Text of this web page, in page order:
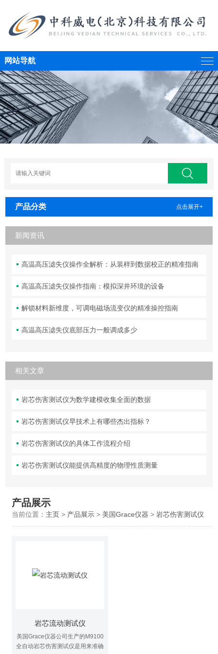
网站导航
产品分类 点击展开+
新闻资讯
高温高压滤失仪操作全解析：从装样到数据校正的精准指南
高温高压滤失仪操作指南：模拟深井环境的设备
解锁材料新维度，可调电磁场流变仪的精准操控指南
高温高压滤失仪底部压力一般调成多少
相关文章
岩芯伤害测试仪为数学建模收集全面的数据
岩芯伤害测试仪早技术上有哪些杰出指标？
岩芯伤害测试仪的具体工作流程介绍
岩芯伤害测试仪能提供高精度的物理性质测量
产品展示
当前位置： 主页> 产品展示> 美国Grace仪器 > 岩芯伤害测试仪
岩芯流动测试仪
美国Grace仪器公司生产的M9100
全自动岩芯伤害测试仪是用来准确